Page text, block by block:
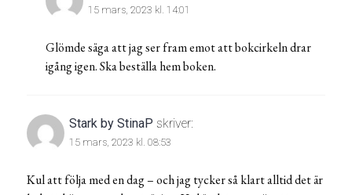
15 mars, 2023 kl. 14:01
Glömde säga att jag ser fram emot att bokcirkeln drar
igång igen. Ska beställa hem boken.
Stark by StinaP skriver:
15 mars, 2023 kl. 08:53
Kul att följa med en dag – och jag tycker så klart alltid det är